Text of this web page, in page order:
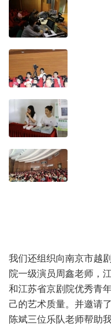
我们还组织向南京市越
院一级演员周鑫老师，
和江苏省京剧院优秀青
己的艺术质量。并邀请
陈斌三位乐队老师帮助